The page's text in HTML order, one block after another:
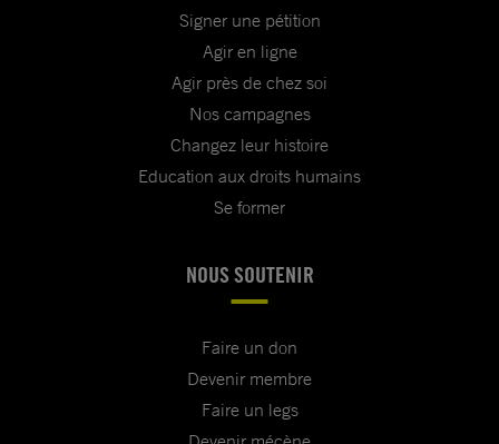
Signer une pétition
Agir en ligne
Agir près de chez soi
Nos campagnes
Changez leur histoire
Education aux droits humains
Se former
NOUS SOUTENIR
Faire un don
Devenir membre
Faire un legs